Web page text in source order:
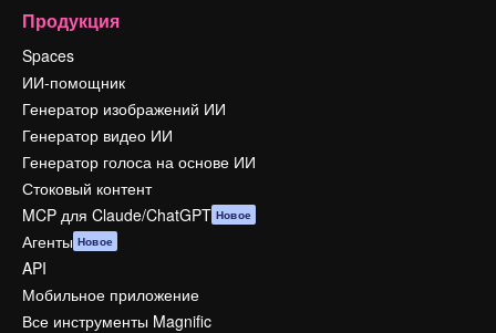
Продукция
Spaces
ИИ-помощник
Генератор изображений ИИ
Генератор видео ИИ
Генератор голоса на основе ИИ
Стоковый контент
MCP для Claude/ChatGPT Новое
Агенты Новое
API
Мобильное приложение
Все инструменты Magnific